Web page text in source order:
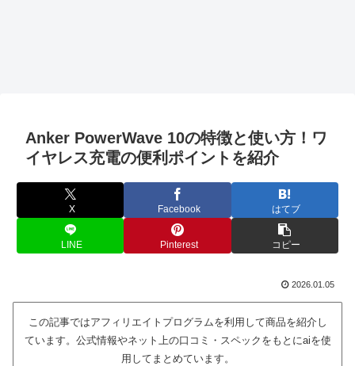
Anker PowerWave 10の特徴と使い方！ワ
イヤレス充電の便利ポイントを紹介
X Facebook はてブ
LINE Pinterest コピー
2026.01.05
この記事ではアフィリエイトプログラムを利用して商品を紹介し
ています。公式情報やネット上の口コミ・スペックをもとにaiを使
用してまとめています。